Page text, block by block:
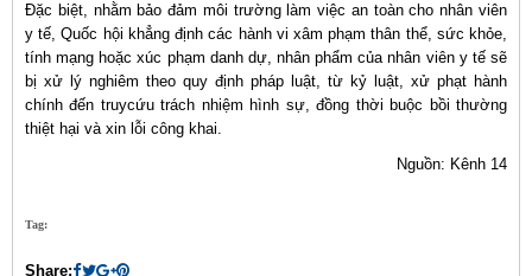
Đặc biệt, nhằm bảo đảm môi trường làm việc an toàn cho nhân viên
y tế, Quốc hội khẳng định các hành vi xâm phạm thân thể, sức khỏe,
tính mạng hoặc xúc phạm danh dự, nhân phẩm của nhân viên y tế sẽ
bị xử lý nghiêm theo quy định pháp luật, từ kỷ luật, xử phạt hành
chính đến truycứu trách nhiệm hình sự, đồng thời buộc bồi thường
thiệt hại và xin lỗi công khai.
Nguồn: Kênh 14
Tag:
Share: